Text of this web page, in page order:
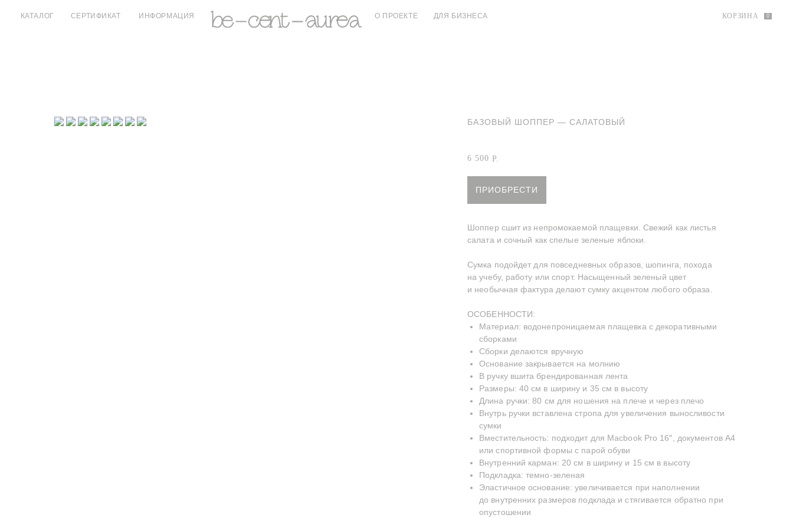
О ПРОЕКТЕ ДЛЯ БИЗНЕСА
КАТАЛОГ СЕРТИФИКАТ ИНФОРМАЦИЯ
БАЗОВЫЙ ШОППЕР — САЛАТОВЫЙ
6 500 Р.
ПРИОБРЕСТИ
Шоппер сшит из непромокаемой плащевки. Свежий как листья
салата и сочный как спелые зеленые яблоки.
Сумка подойдет для повседневных образов, шопинга, похода
на учебу, работу или спорт. Насыщенный зеленый цвет
и необычная фактура делают сумку акцентом любого образа.
ОСОБЕННОСТИ:
Материал: водонепроницаемая плащевка с декоративными
сборками
Сборки делаются вручную
Основание закрывается на молнию
В ручку вшита брендированная лента
Размеры: 40 см в ширину и 35 см в высоту
Длина ручки: 80 см для ношения на плече и через плечо
Внутрь ручки вставлена стропа для увеличения выносливости
сумки
Вместительность: подходит для Macbook Pro 16″, документов А4
или спортивной формы с парой обуви
Внутренний карман: 20 см в ширину и 15 см в высоту
Подкладка: темно-зеленая
Эластичное основание: увеличивается при наполнении
до внутренних размеров подклада и стягивается обратно при
опустошении